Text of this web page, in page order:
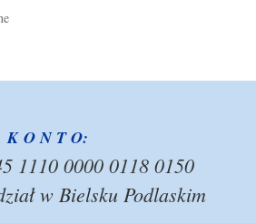
K O N T O:
1110 0000 0118 0150
w Bielsku Podlaskim